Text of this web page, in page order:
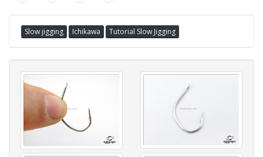
Slow jigging Ichikawa Tutorial Slow Jigging